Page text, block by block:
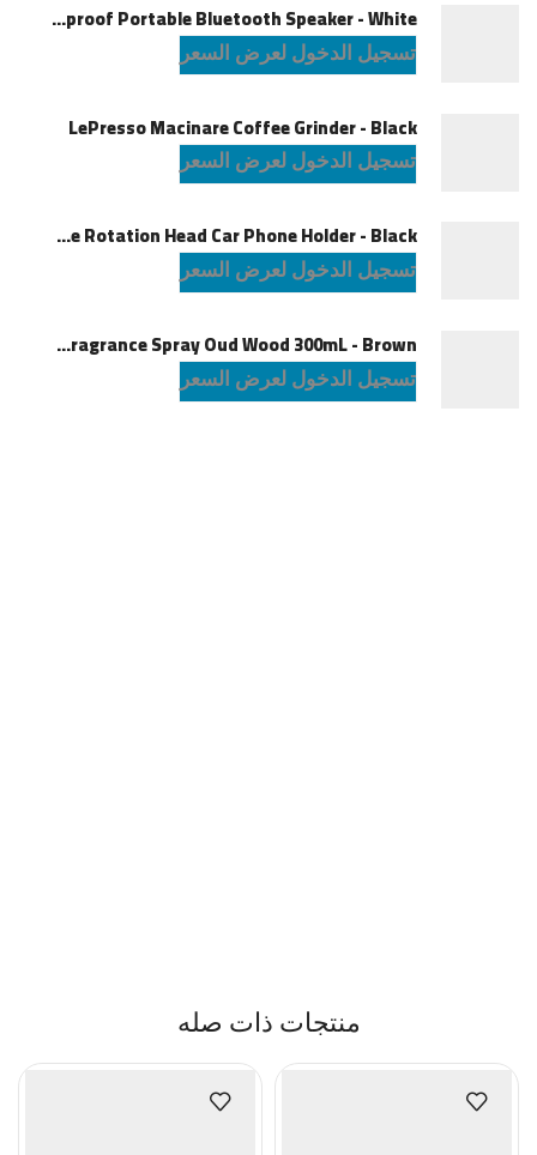
JBL Charge6 Splashproof Portable Bluetooth Speaker - White
تسجيل الدخول لعرض السعر
LePresso Macinare Coffee Grinder - Black
تسجيل الدخول لعرض السعر
Powerology Logan Magsafe 360 Degree Rotation Head Car Phone Holder - Black
تسجيل الدخول لعرض السعر
Green Lion Fragrance Spray Oud Wood 300mL - Brown
تسجيل الدخول لعرض السعر
منتجات ذات صله